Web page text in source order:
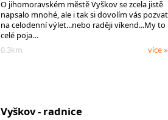
O jihomoravském městě Vyškov se zcela jistě
napsalo mnohé, ale i tak si dovolím vás pozvat
na celodenní výlet...nebo raději víkend...My to
celé poja…
0.3km
více »
Vyškov - radnice